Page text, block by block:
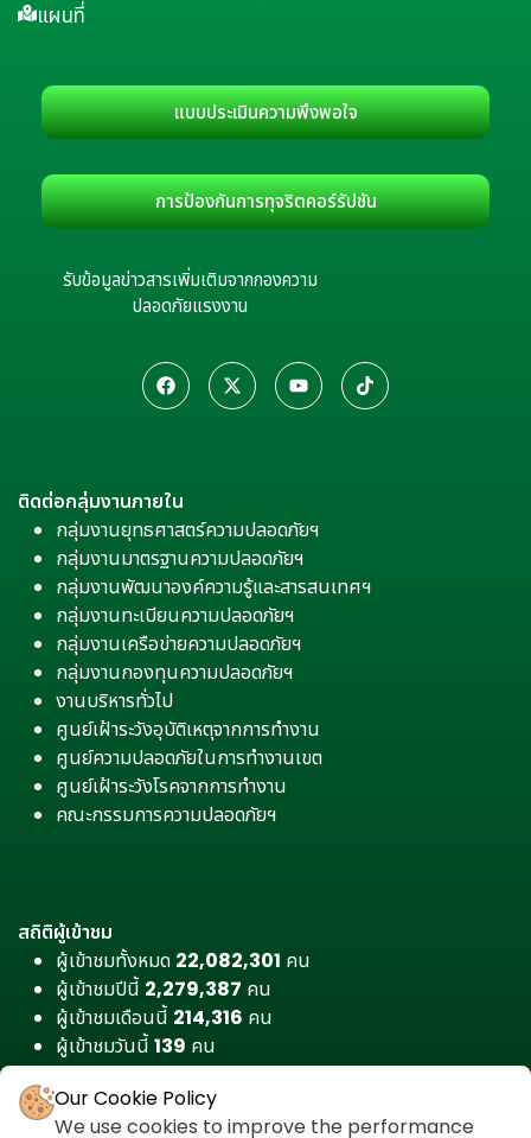
แผนที่
แบบประเมินความพึงพอใจ
การป้องกันการทุจริตคอร์รัปชัน
รับข้อมูลข่าวสารเพิ่มเติมจากกองความ
ปลอดภัยแรงงาน
ติดต่อกลุ่มงานภายใน
กลุ่มงานยุทธศาสตร์ความปลอดภัยฯ
กลุ่มงานมาตรฐานความปลอดภัยฯ
กลุ่มงานพัฒนาองค์ความรู้และสารสนเทศฯ
กลุ่มงานทะเบียนความปลอดภัยฯ
กลุ่มงานเครือข่ายความปลอดภัยฯ
กลุ่มงานกองทุนความปลอดภัยฯ
งานบริหารทั่วไป
ศูนย์เฝ้าระวังอุบัติเหตุจากการทำงาน
ศูนย์ความปลอดภัยในการทำงานเขต
ศูนย์เฝ้าระวังโรคจากการทำงาน
คณะกรรมการความปลอดภัยฯ
สถิติผู้เข้าชม
ผู้เข้าชมทั้งหมด 22,082,301 คน
ผู้เข้าชมปีนี้ 2,279,387 คน
ผู้เข้าชมเดือนนี้ 214,316 คน
ผู้เข้าชมวันนี้ 139 คน
Our Cookie Policy
We use cookies to improve the performance